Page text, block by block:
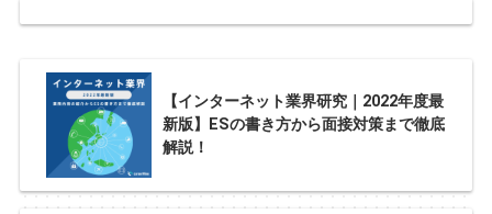
【インターネット業界研究｜2022年度最
新版】ESの書き方から面接対策まで徹底
解説！